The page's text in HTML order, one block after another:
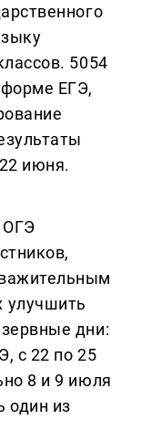
5054
ЕГЭ,
июня.
ОГЭ
дни:
с 22 по 25
8 и 9 июля
один из